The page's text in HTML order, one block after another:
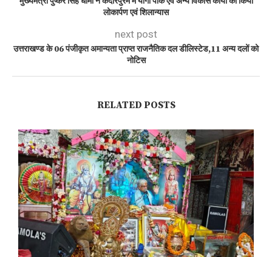
लोकार्पण एवं शिलान्यास
next post
उत्तराखण्ड के 06 पंजीकृत अमान्यता प्राप्त राजनैतिक दल डीलिस्टेड,11 अन्य दलों को
नोटिस
RELATED POSTS